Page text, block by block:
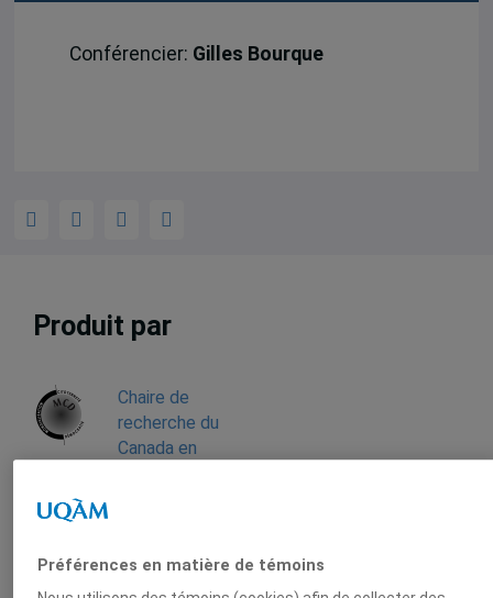
Conférencier: Gilles Bourque
Produit par
Chaire de
recherche du
Canada en
Préférences en matière de témoins